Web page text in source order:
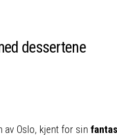
dessertene
av Oslo, kjent for sin